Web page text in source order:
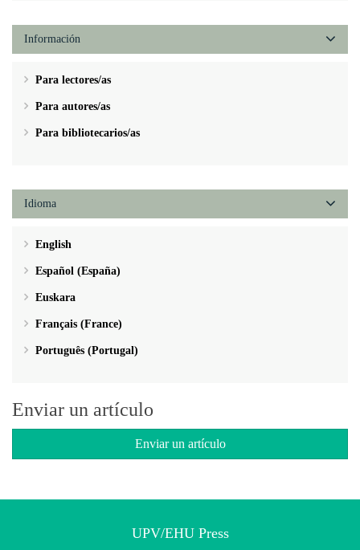
Información
Para lectores/as
Para autores/as
Para bibliotecarios/as
Idioma
English
Español (España)
Euskara
Français (France)
Português (Portugal)
Enviar un artículo
Enviar un artículo
UPV/EHU Press